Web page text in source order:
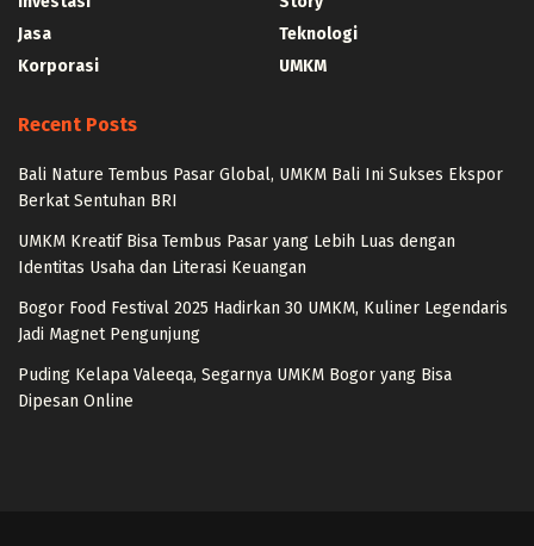
Jasa
Korporasi
Teknologi
UMKM
Recent Posts
Bali Nature Tembus Pasar Global, UMKM Bali Ini Sukses Ekspor
Berkat Sentuhan BRI
UMKM Kreatif Bisa Tembus Pasar yang Lebih Luas dengan
Identitas Usaha dan Literasi Keuangan
Bogor Food Festival 2025 Hadirkan 30 UMKM, Kuliner Legendaris
Jadi Magnet Pengunjung
Puding Kelapa Valeeqa, Segarnya UMKM Bogor yang Bisa
Dipesan Online